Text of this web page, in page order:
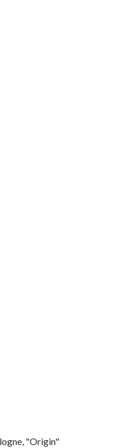
"Origin"